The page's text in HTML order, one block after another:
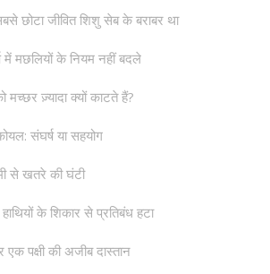
छोटा जीवित शिशु सेब के बराबर था
में मछलियों के नियम नहीं बदले
मच्छर ज़्यादा क्यों काटते हैं?
संघर्ष या सहयोग
से खतरे की घंटी
हाथियों के शिकार से प्रतिबंध हटा
पक्षी की अजीब दास्तान